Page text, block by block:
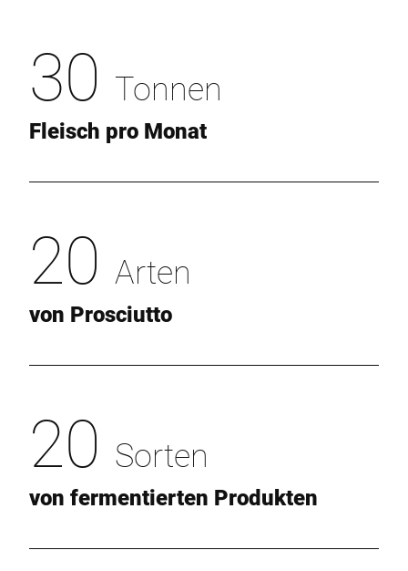
30 Tonnen
Fleisch pro Monat
20 Arten
von Prosciutto
20 Sorten
von fermentierten Produkten